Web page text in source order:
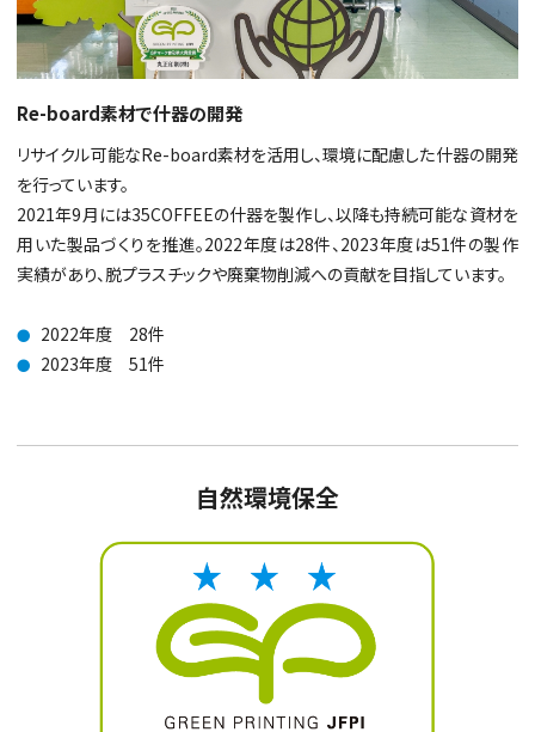
Re-board素材で什器の開発
リサイクル可能なRe-board素材を活用し、環境に配慮した什器の開発
を行っています。
2021年9月には35COFFEEの什器を製作し、以降も持続可能な資材を
用いた製品づくりを推進。2022年度は28件、2023年度は51件の製作
実績があり、脱プラスチックや廃棄物削減への貢献を目指しています。
● 2022年度 28件
● 2023年度 51件
自然環境保全